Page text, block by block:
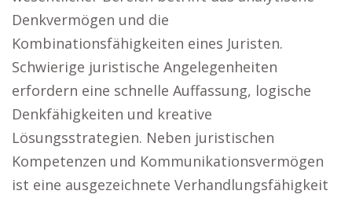
Denkvermögen und die
Kombinationsfähigkeiten eines Juristen.
Schwierige juristische Angelegenheiten
erfordern eine schnelle Auffassung, logische
Denkfähigkeiten und kreative
Lösungsstrategien. Neben juristischen
Kompetenzen und Kommunikationsvermögen
ist eine ausgezeichnete Verhandlungsfähigkeit